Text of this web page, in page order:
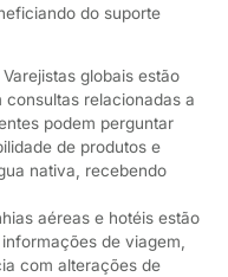
do suporte
Varejistas globais estão
consultas relacionadas a
podem perguntar
de produtos e
nativa, recebendo
aéreas e hotéis estão
de viagem,
com alterações de